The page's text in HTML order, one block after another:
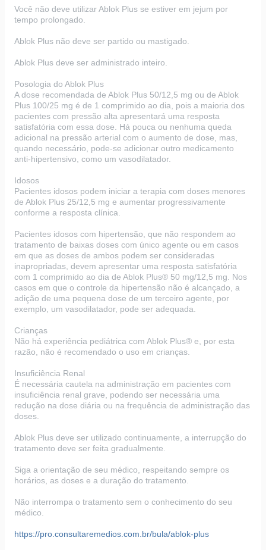
Você não deve utilizar Ablok Plus se estiver em jejum por
tempo prolongado.
Ablok Plus não deve ser partido ou mastigado.
Ablok Plus deve ser administrado inteiro.
Posologia do Ablok Plus
A dose recomendada de Ablok Plus 50/12,5 mg ou de Ablok
Plus 100/25 mg é de 1 comprimido ao dia, pois a maioria dos
pacientes com pressão alta apresentará uma resposta
satisfatória com essa dose. Há pouca ou nenhuma queda
adicional na pressão arterial com o aumento de dose, mas,
quando necessário, pode-se adicionar outro medicamento
anti-hipertensivo, como um vasodilatador.
Idosos
Pacientes idosos podem iniciar a terapia com doses menores
de Ablok Plus 25/12,5 mg e aumentar progressivamente
conforme a resposta clínica.
Pacientes idosos com hipertensão, que não respondem ao
tratamento de baixas doses com único agente ou em casos
em que as doses de ambos podem ser consideradas
inapropriadas, devem apresentar uma resposta satisfatória
com 1 comprimido ao dia de Ablok Plus® 50 mg/12,5 mg. Nos
casos em que o controle da hipertensão não é alcançado, a
adição de uma pequena dose de um terceiro agente, por
exemplo, um vasodilatador, pode ser adequada.
Crianças
Não há experiência pediátrica com Ablok Plus® e, por esta
razão, não é recomendado o uso em crianças.
Insuficiência Renal
É necessária cautela na administração em pacientes com
insuficiência renal grave, podendo ser necessária uma
redução na dose diária ou na frequência de administração das
doses.
Ablok Plus deve ser utilizado continuamente, a interrupção do
tratamento deve ser feita gradualmente.
Siga a orientação de seu médico, respeitando sempre os
horários, as doses e a duração do tratamento.
Não interrompa o tratamento sem o conhecimento do seu
médico.
https://pro.consultaremedios.com.br/bula/ablok-plus